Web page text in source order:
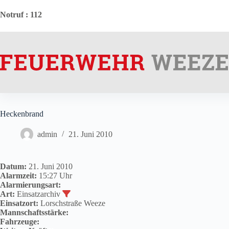
Inhalt
Notruf: 112
Heckenbrand
admin 21. Juni 2010
Datum: 21. Juni 2010
Alarmzeit: 15:27 Uhr
Alarmierungsart:
Art: Einsatzarchiv
Einsatzort: Lorschstraße Weeze
Mannschaftsstärke:
Fahrzeuge: